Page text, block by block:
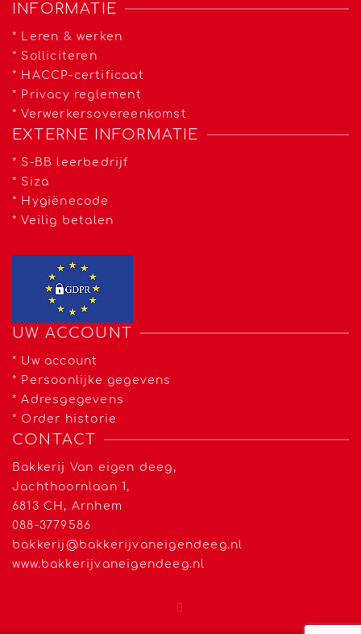
INFORMATIE
* Leren & werken
* Solliciteren
* HACCP-certificaat
* Privacy reglement
*Verwerkersovereenkomst
EXTERNE INFORMATIE
* S-BB leerbedrijf
* Siza
* Hygiënecode
*Veilig betalen
UW ACCOUNT
* Uw account
* Persoonlijke gegevens
*Adresgegevens
* Order historie
CONTACT
Bakkerij Van eigen deeg,
Jachthoornlaan 1,
6813 CH, Arnhem
088-3779586
bakkerij@bakkerijvaneigendeeg.nl
www.bakkerijvaneigendeeg.nl